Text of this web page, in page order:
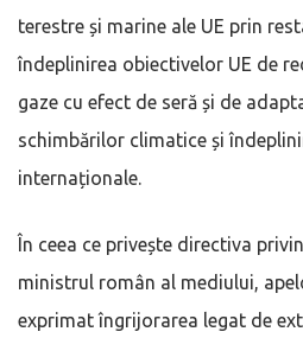
terestre și marine ale UE prin
îndeplinirea obiectivelor UE de
gaze cu efect de seră și de
schimbărilor climatice și
internaționale.
În ceea ce privește directiva
ministrul român al mediului,
exprimat îngrijorarea legat de